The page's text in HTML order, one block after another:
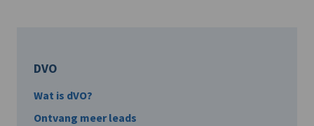
DVO
Wat is dVO?
Ontvang meer leads